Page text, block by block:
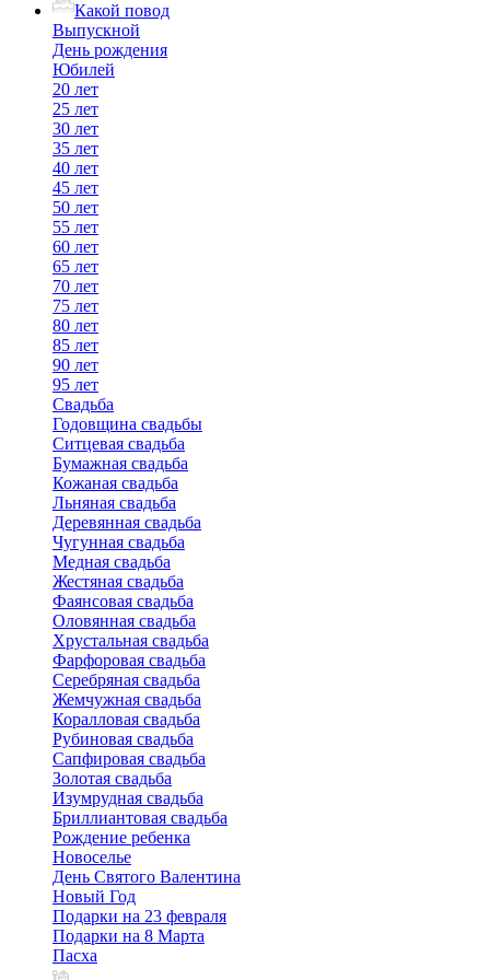
Какой повод
Выпускной
День рождения
Юбилей
20 лет
25 лет
30 лет
35 лет
40 лет
45 лет
50 лет
55 лет
60 лет
65 лет
70 лет
75 лет
80 лет
85 лет
90 лет
95 лет
Свадьба
Годовщина свадьбы
Ситцевая свадьба
Бумажная свадьба
Кожаная свадьба
Льняная свадьба
Деревянная свадьба
Чугунная свадьба
Медная свадьба
Жестяная свадьба
Фаянсовая свадьба
Оловянная свадьба
Хрустальная свадьба
Фарфоровая свадьба
Серебряная свадьба
Жемчужная свадьба
Коралловая свадьба
Рубиновая свадьба
Сапфировая свадьба
Золотая свадьба
Изумрудная свадьба
Бриллиантовая свадьба
Рождение ребенка
Новоселье
День Святого Валентина
Новый Год
Подарки на 23 февраля
Подарки на 8 Марта
Пасха